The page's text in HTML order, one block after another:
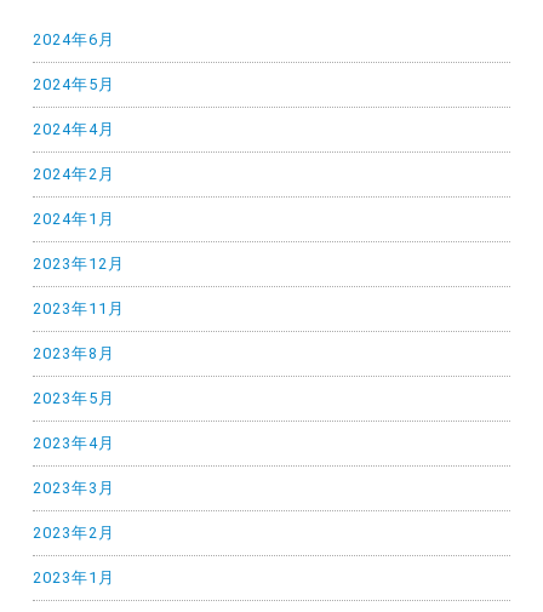
2024年6月
2024年5月
2024年4月
2024年2月
2024年1月
2023年12月
2023年11月
2023年8月
2023年5月
2023年4月
2023年3月
2023年2月
2023年1月